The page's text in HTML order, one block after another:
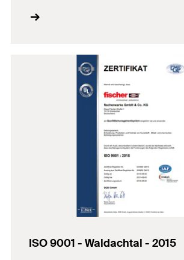
ISO 9001 - Waldachtal - 2015